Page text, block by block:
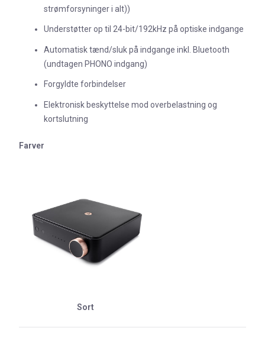
strømforsyninger i alt))
Understøtter op til 24-bit/192kHz på optiske indgange
Automatisk tænd/sluk på indgange inkl. Bluetooth
(undtagen PHONO indgang)
Forgyldte forbindelser
Elektronisk beskyttelse mod overbelastning og
kortslutning
Farver
Sort